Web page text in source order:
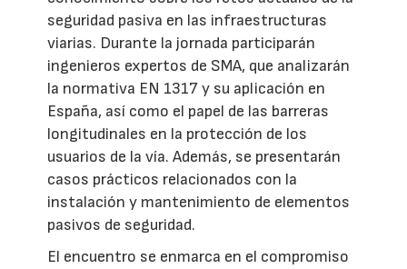
seguridad pasiva en las infraestructuras
viarias. Durante la jornada participarán
ingenieros expertos de SMA, que analizarán
la normativa EN 1317 y su aplicación en
España, así como el papel de las barreras
longitudinales en la protección de los
usuarios de la vía. Además, se presentarán
casos prácticos relacionados con la
instalación y mantenimiento de elementos
pasivos de seguridad.
El encuentro se enmarca en el compromiso